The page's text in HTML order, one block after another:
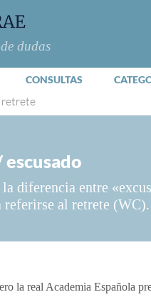
CONSULTAS
retrete
escusado
diferencia entre
referirse al retrete (WC).
la real Academia Española